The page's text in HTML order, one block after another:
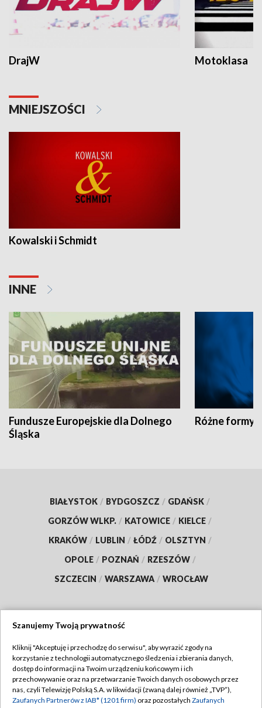
DrajW Motoklasa
MNIEJSZOŚCI
Kowalski i Schmidt
INNE
Fundusze Europejskie dla Dolnego
Śląska
Różne formy
BIAŁYSTOK / BYDGOSZCZ / GDAŃSK /
GORZÓW WLKP. / KATOWICE / KIELCE /
KRAKÓW / LUBLIN / ŁÓDŹ / OLSZTYN /
OPOLE / POZNAŃ / RZESZÓW /
SZCZECIN / WARSZAWA / WROCŁAW
TVP
Abonament TVP
Emisja w TVP
Regulamin TVP
Polityka prywatności
Szanujemy Twoją prywatność
Kliknij "Akceptuję i przechodzę do serwisu", aby wyrazić zgody na
korzystanie z technologii automatycznego śledzenia i zbierania danych,
dostęp do informacji na Twoim urządzeniu końcowym i ich
przechowywanie oraz na przetwarzanie Twoich danych osobowych przez
nas, czyli Telewizję Polską S.A. w likwidacji (zwaną dalej również „TVP”),
Zaufanych Partnerów z IAB* (1201 firm) oraz pozostałych Zaufanych